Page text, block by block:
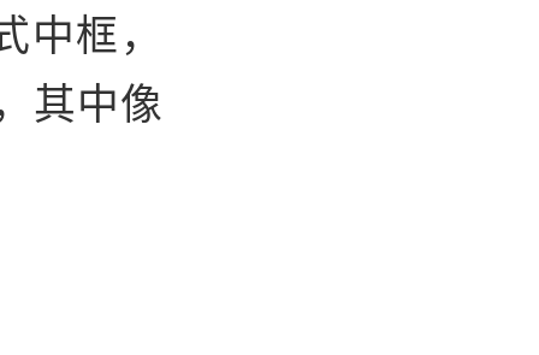
框，
其中像